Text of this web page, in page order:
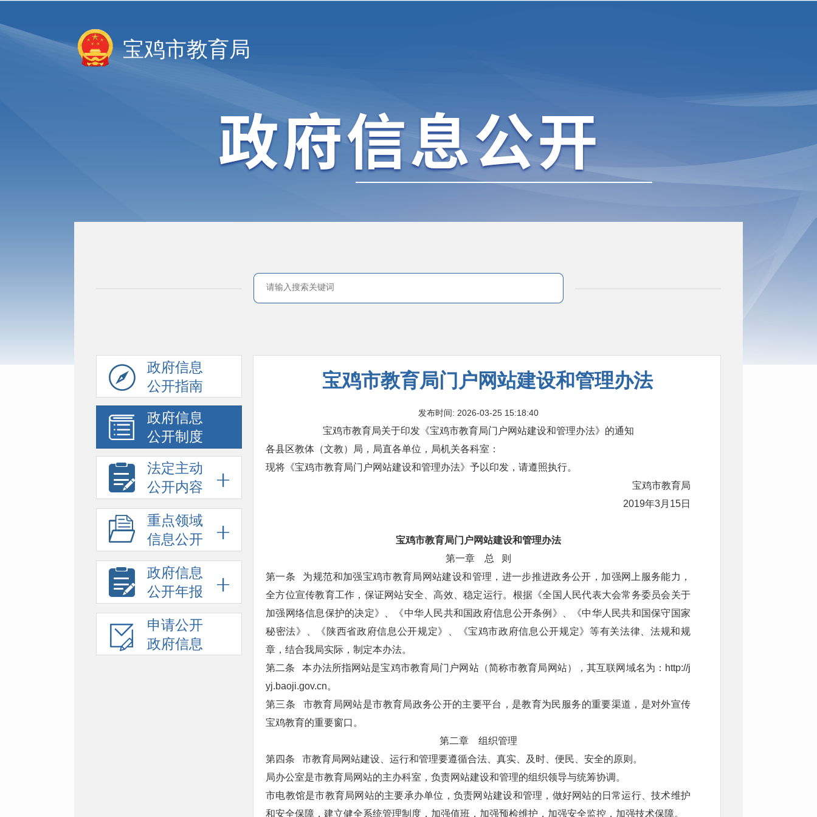
宝鸡市教育局
政府信息
公开指南
政府信息
公开制度
法定主动
公开内容
重点领域
信息公开
政府信息
公开年报
申请公开
政府信息
宝鸡市教育局门户网站建设和管理办法
发布时间: 2026-03-25 15:18:40
宝鸡市教育局关于印发《宝鸡市教育局门户网站建设和管理办法》的通知
各县区教体（文教）局，局直各单位，局机关各科室：
现将《宝鸡市教育局门户网站建设和管理办法》予以印发，请遵照执行。
宝鸡市教育局
2019年3月15日
宝鸡市教育局门户网站建设和管理办法
第一章 总 则
第一条 为规范和加强宝鸡市教育局网站建设和管理，进一步推进政务公开，加强网上服务能力，
全方位宣传教育工作，保证网站安全、高效、稳定运行。根据《全国人民代表大会常务委员会关于
加强网络信息保护的决定》、《中华人民共和国政府信息公开条例》、《中华人民共和国保守国家
秘密法》、《陕西省政府信息公开规定》、《宝鸡市政府信息公开规定》等有关法律、法规和规
章，结合我局实际，制定本办法。
第二条 本办法所指网站是宝鸡市教育局门户网站（简称市教育局网站），其互联网域名为：http://j
yj.baoji.gov.cn。
第三条 市教育局网站是市教育局政务公开的主要平台，是教育为民服务的重要渠道，是对外宣传
宝鸡教育的重要窗口。
第二章 组织管理
第四条 市教育局网站建设、运行和管理要遵循合法、真实、及时、便民、安全的原则。
局办公室是市教育局网站的主办科室，负责网站建设和管理的组织领导与统筹协调。
市电教馆是市教育局网站的主要承办单位，负责网站建设和管理，做好网站的日常运行、技术维护
和安全保障，建立健全系统管理制度，加强值班，加强预检维护，加强安全监控，加强技术保障。